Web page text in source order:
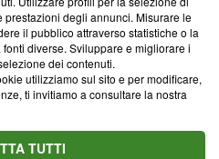
Via Carlo Frasca, 3 - 6900
degli annunci. Misurare le
il pubblico attraverso statistiche o la
diverse. Sviluppare e migliorare i
dei contenuti.
utilizziamo sul sito e per modificare,
ti invitiamo a consultare la nostra
TUTTI